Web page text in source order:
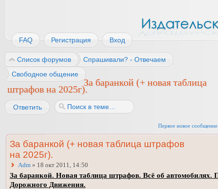
FAQ Регистрация Вход
Список форумов
Спрашивали? - Отвечаем
Свободное общение
За баранкой (+ новая таблица
штрафов на 2025г).
Ответить
Первое новое сообщение
За баранкой (+ новая таблица штрафов
на 2025г).
Adm » 18 окт 2011, 14:50
За баранкой. Новая таблица штрафов. Всё об автомобилях.
Дорожного Движения.